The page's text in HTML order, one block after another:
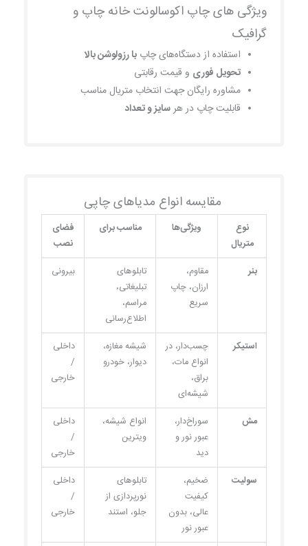
ویژگی های چاپ اکوسالونت خانه چاپ و
گرافیک
استفاده از دستگاه‌های چاپبا رزولوشن بالا
تحویل فوری و قیمت رقابتی
مشاوره رایگان جهت انتخاب متریال مناسب
قابلیت چاپ در هرسایز و تعداد
مقایسه انواع مدیاهای چاپی
نوع
متریال
ویژگی‌ها مناسب برای
فضای
نصب
بنر
مقاوم،
ارزان، چاپ
سریع
تابلوهای
تبلیغاتی،
مراسم،
اطلاع‌رسانی
بیرونی
استیکر
چسب‌دار، در
انواع مات،
براق،
شیشه‌ای
شیشه مغازه،
دیوار، خودرو
داخلی
/
خارجی
مش
سوراخ‌دار،
عبور نور و
دید
انواع شیشه،
ویترین
داخلی
/
خارجی
سولیت
ضخیم،
کیفیت
عالی، بدون
عبور نور
تابلوهای
نورپردازی از
جلو، استند
داخلی
/
خارجی